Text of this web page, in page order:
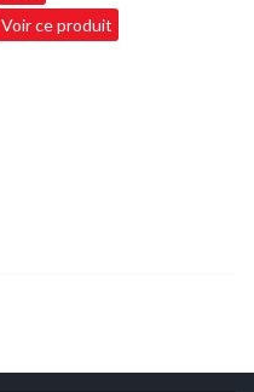
Voir ce produit